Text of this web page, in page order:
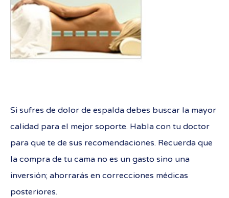
Si sufres de dolor de espalda debes buscar la mayor
calidad para el mejor soporte. Habla con tu doctor
para que te de sus recomendaciones. Recuerda que
la compra de tu cama no es un gasto sino una
inversión; ahorrarás en correcciones médicas
posteriores.